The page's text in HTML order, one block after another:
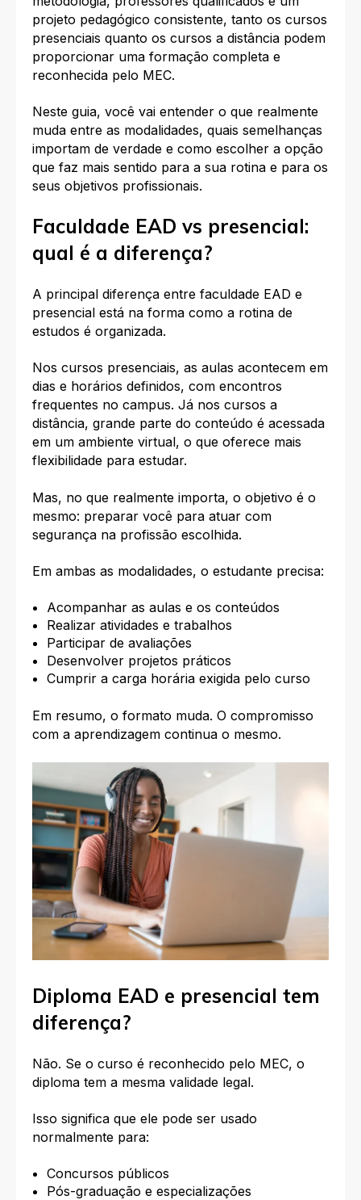
projeto pedagógico consistente, tanto os cursos
presenciais quanto os cursos a distância podem
proporcionar uma formação completa e
reconhecida pelo MEC.
Neste guia, você vai entender o que realmente
muda entre as modalidades, quais semelhanças
importam de verdade e como escolher a opção
que faz mais sentido para a sua rotina e para os
seus objetivos profissionais.
Faculdade EAD vs presencial:
qual é a diferença?
A principal diferença entre faculdade EAD e
presencial está na forma como a rotina de
estudos é organizada.
Nos cursos presenciais, as aulas acontecem em
dias e horários definidos, com encontros
frequentes no campus. Já nos cursos a
distância, grande parte do conteúdo é acessada
em um ambiente virtual, o que oferece mais
flexibilidade para estudar.
Mas, no que realmente importa, o objetivo é o
mesmo: preparar você para atuar com
segurança na profissão escolhida.
Em ambas as modalidades, o estudante precisa:
Acompanhar as aulas e os conteúdos
Realizar atividades e trabalhos
Participar de avaliações
Desenvolver projetos práticos
Cumprir a carga horária exigida pelo curso
Em resumo, o formato muda. O compromisso
com a aprendizagem continua o mesmo.
Diploma EAD e presencial tem
diferença?
Não. Se o curso é reconhecido pelo MEC, o
diploma tem a mesma validade legal.
Isso significa que ele pode ser usado
normalmente para:
Concursos públicos
Pós-graduação e especializações